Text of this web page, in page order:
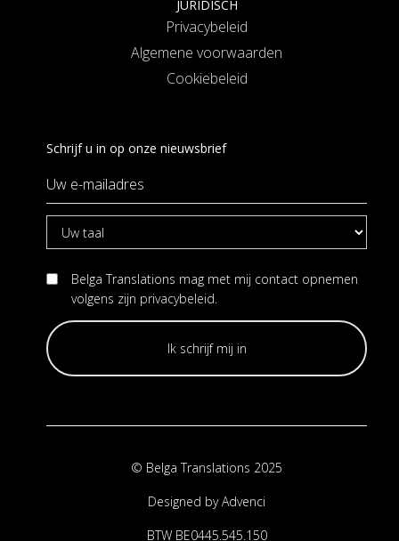
JURIDISCH
Privacybeleid
Algemene voorwaarden
Cookiebeleid
Schrijf u in op onze nieuwsbrief
Belga Translations mag met mij contact opnemen
volgens zijn privacybeleid.
© Belga Translations 2025
Designed byAdvenci
BTW BE0445.545.150